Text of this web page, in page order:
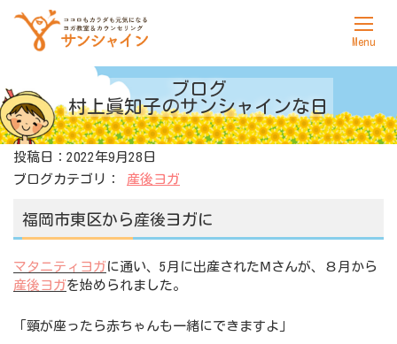
サンシャインについて
ヨガ
料金表
アクセス
お問合せ
ブログ
村上眞知子のサンシャインな日
投稿日：2022年9月28日
ブログカテゴリ： 産後ヨガ
福岡市東区から産後ヨガに
マタニティヨガ に通い、5月に出産されたⅯさんが、８月から
産後ヨガを始められました。
「頸が座ったら赤ちゃんも一緒にできますよ」